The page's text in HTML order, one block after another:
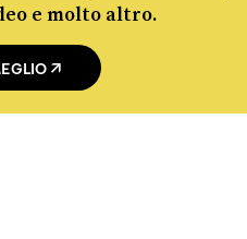
e molto altro.